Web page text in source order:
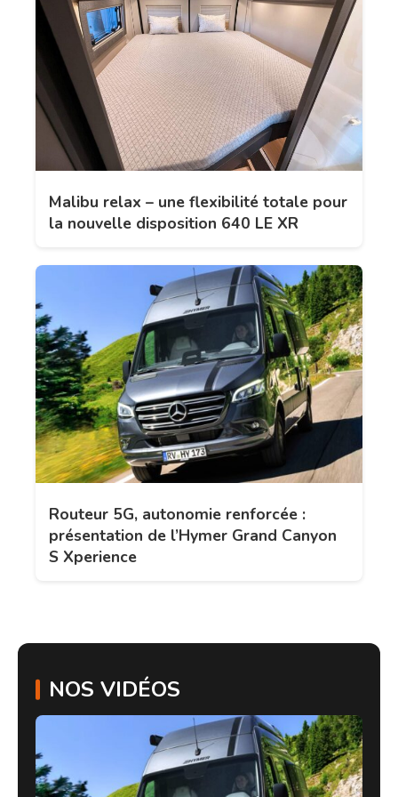
Malibu relax – une flexibilité totale pour
la nouvelle disposition 640 LE XR
Routeur 5G, autonomie renforcée :
présentation de l’Hymer Grand Canyon
S Xperience
NOS VIDÉOS